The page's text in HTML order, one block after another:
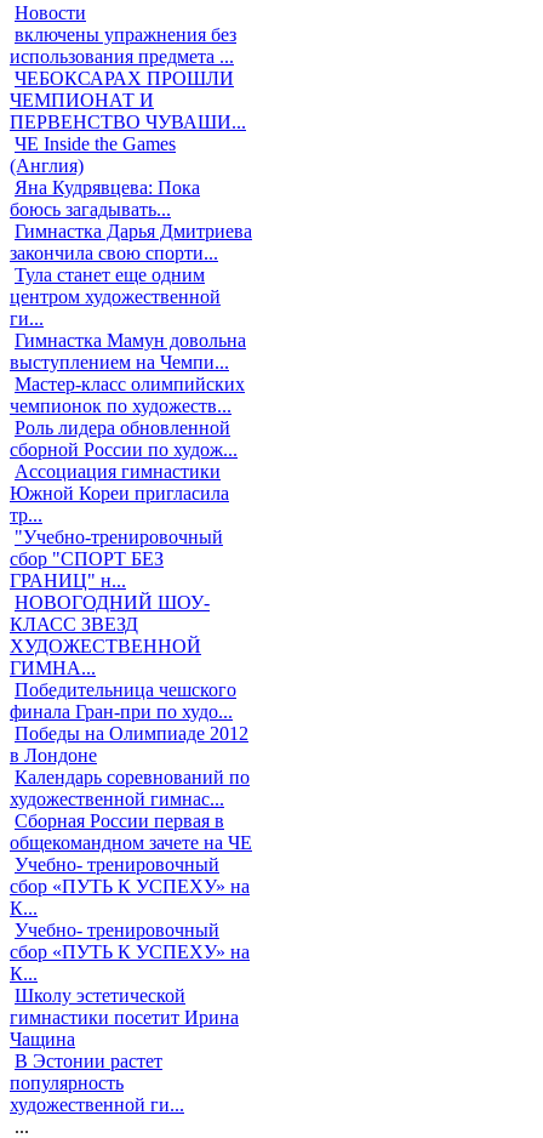
Новости
включены упражнения без
использования предмета ...
ЧЕБОКСАРАХ ПРОШЛИ
ЧЕМПИОНАТ И
ПЕРВЕНСТВО ЧУВАШИ...
ЧЕ Inside the Games
(Англия)
Яна Кудрявцева: Пока
боюсь загадывать...
Гимнастка Дарья Дмитриева
закончила свою спорти...
Тула станет еще одним
центром художественной
ги...
Гимнастка Мамун довольна
выступлением на Чемпи...
Мастер-класс олимпийских
чемпионок по художеств...
Роль лидера обновленной
сборной России по худож...
Ассоциация гимнастики
Южной Кореи пригласила
тр...
"Учебно-тренировочный
сбор "СПОРТ БЕЗ
ГРАНИЦ" н...
НОВОГОДНИЙ ШОУ-
КЛАСС ЗВЕЗД
ХУДОЖЕСТВЕННОЙ
ГИМНА...
Победительница чешского
финала Гран-при по худо...
Победы на Олимпиаде 2012
в Лондоне
Календарь соревнований по
художественной гимнас...
Сборная России первая в
общекомандном зачете на ЧЕ
Учебно- тренировочный
сбор «ПУТЬ К УСПЕХУ» на
К...
Учебно- тренировочный
сбор «ПУТЬ К УСПЕХУ» на
К...
Школу эстетической
гимнастики посетит Ирина
Чащина
В Эстонии растет
популярность
художественной ги...
...